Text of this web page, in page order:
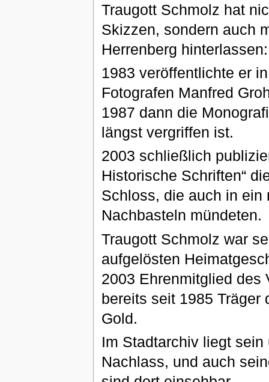
Traugott Schmolz hat
Skizzen, sondern auch
Herrenberg hinterlassen:
1983 veröffentlichte er
Fotografen Manfred
1987 dann die
längst vergriffen ist.
2003 schließlich
Historische Schriften“
Schloss, die auch in
Nachbasteln mündeten.
Traugott Schmolz war
aufgelösten
2003 Ehrenmitglied des
bereits seit 1985 Träger
Gold.
Im Stadtarchiv liegt
Nachlass, und auch